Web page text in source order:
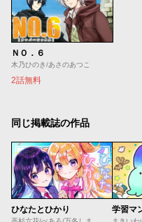
ＮＯ．６
木乃ひのき/あさのあつこ
2話無料
同じ掲載誌の作品
ひなたとひかり